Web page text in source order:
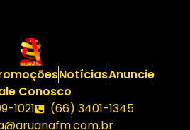
NotíciasAnuncie
Conosco
1021
(66) 3401-1345